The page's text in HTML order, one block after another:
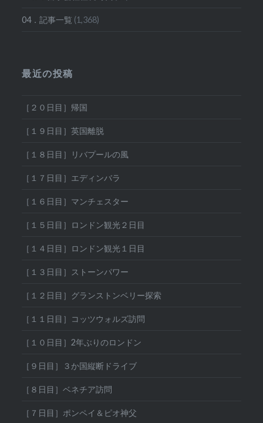
04．記事一覧 (1,368)
最近の投稿
［２０日目］帰国
［１９日目］英国離脱
［１８日目］リバプールの風
［１７日目］エディンバラ
［１６日目］マンチェスター
［１５日目］ロンドン観光２日目
［１４日目］ロンドン観光１日目
［１３日目］ストーンパワー
［１２日目］グランストンベリー探索
［１１日目］コッツウォルズ訪問
［１０日目］2年ぶりのロンドン
［９日目］３か国縦断ドライブ
［８日目］ベネチア訪問
［７日目］ポンペイ＆ピオ神父